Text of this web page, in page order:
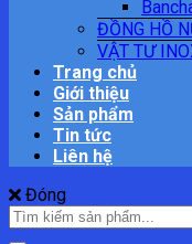
ĐỒNG HỒ
VẬT TƯ
Trang chủ
Giới thiệu
Sản phẩm
Tin tức
Liên hệ
Đóng
Tìm
kiếm: